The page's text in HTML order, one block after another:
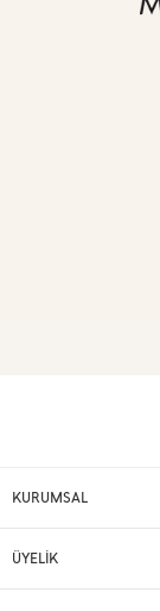
KURUMSAL
ÜYELİK